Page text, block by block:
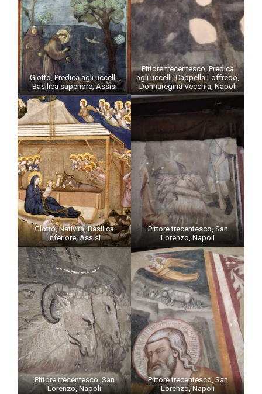
Giotto, Predica agli uccelli,
Basilica superiore, Assisi
Pittore trecentesco, Predica
agli uccelli, Cappella Loffredo,
Donnaregina Vecchia, Napoli
Giotto, Natività, Basilica
inferiore, Assisi
Pittore trecentesco, San
Lorenzo, Napoli
Pittore trecentesco, San
Lorenzo, Napoli
Pittore trecentesco, San
Lorenzo, Napoli